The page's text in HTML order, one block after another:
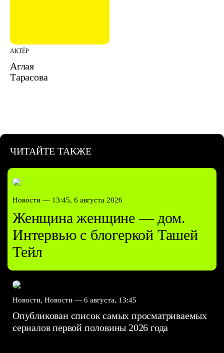
АКТЁР
Аглая
Тарасова
ЧИТАЙТЕ ТАКЖЕ
Новости — 13:45, 6 августа 2026
Женщина женщине — дом.
Интервью с блогеркой Ташей
Тейл
Новости, Новости — 6 августа, 13:45
Опубликован список самых просматриваемых
сериалов первой половины 2026 года